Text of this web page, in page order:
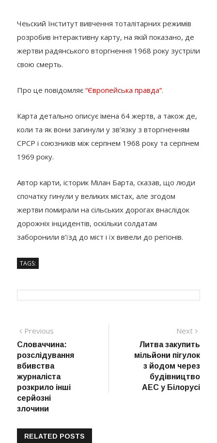
Чеьский Інститут вивчення тоталітарних режимів
розробив інтерактивну карту, на якій показано, де
жертви радянського вторгнення 1968 року зустріли
свою смерть.
Про це повідомляє “Європейська правда”.
Карта детально описує імена 64 жертв, а також де,
коли та як вони загинули у зв’язку з вторгненням
СРСР і союзників між серпнем 1968 року та серпнем
1969 року.
Автор карти, історик Мілан Барта, сказав, що люди
спочатку гинули у великих містах, але згодом
жертви помирали на сільських дорогах внаслідок
дорожніх інцидентів, оскільки солдатам
заборонили в’їзд до міст і їх вивели до регіонів.
TAGS:
Навігація
записів
Previous
post:
Словаччина:
розслідування
вбивства
журналіста
розкрило інші
серйозні
злочини
Next
Литва закупить
мільйони пігулок
з йодом через
будівництво
АЕС у Білорусі
RELATED POSTS